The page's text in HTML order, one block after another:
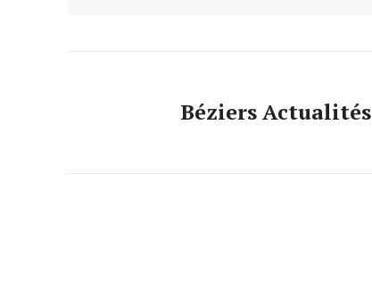
Béziers Actualités